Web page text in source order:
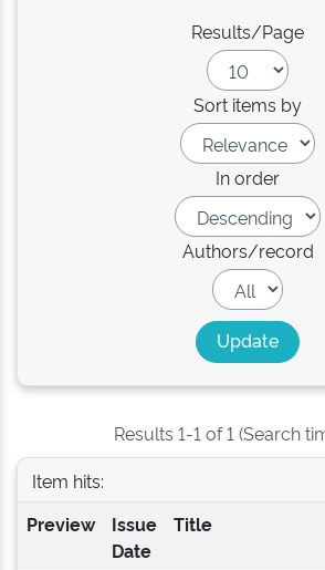
Results/Page
Sort items by
In order
Authors/record
Results 1-1 of 1 (Search
Item hits:
Preview
Issue
Date
Title